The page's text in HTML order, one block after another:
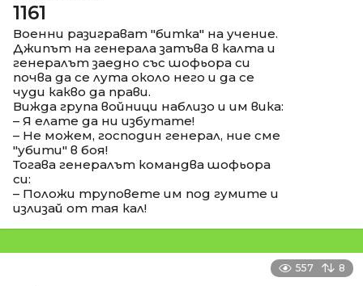
1161
Военни разиграват "битка" на учение.
Джипът на генерала затъва в калта и
генералът заедно със шофьора си
почва да се лута около него и да се
чуди какво да прави.
Вижда група войници наблизо и им вика:
– Я елате да ни избутате!
– Не можем, господин генерал, ние сме
"убити" в боя!
Тогава генералът командва шофьора
си:
– Положи труповете им под гумите и
излизай от тая кал!
557 8